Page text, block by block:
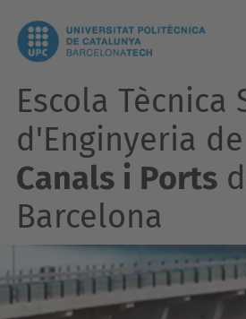
Escola Tècnica
d'Enginyeria de
Canals i Ports
Barcelona